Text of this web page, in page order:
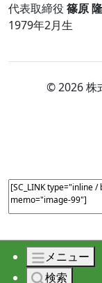
代表取締役 篠原
1979年2月生
© 2026 株
メニュー
検索